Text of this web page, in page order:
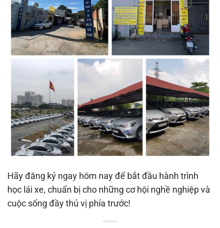
Hãy đăng ký ngay hôm nay để bắt đầu hành trình
học lái xe, chuẩn bị cho những cơ hội nghề nghiệp và
cuộc sống đầy thú vị phía trước!